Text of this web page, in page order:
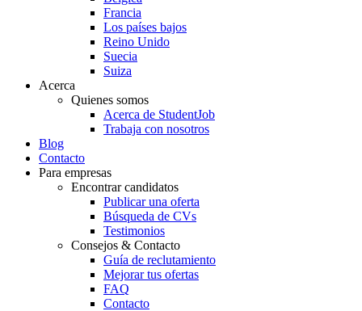
Francia
Los países bajos
Reino Unido
Suecia
Suiza
Acerca
Quienes somos
Acerca de StudentJob
Trabaja con nosotros
Blog
Contacto
Para empresas
Encontrar candidatos
Publicar una oferta
Búsqueda de CVs
Testimonios
Consejos & Contacto
Guía de reclutamiento
Mejorar tus ofertas
FAQ
Contacto